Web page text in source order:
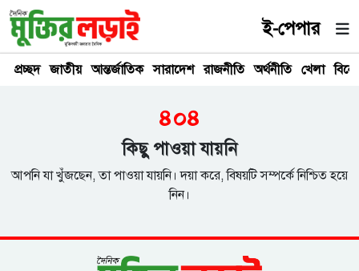
ই-পেপার
প্রচ্ছদ জাতীয় আন্তর্জাতিক সারাদেশ রাজনীতি অর্থনীতি খেলা
৪০৪
কিছু পাওয়া যায়নি
আপনি যা খুঁজছেন, তা পাওয়া যায়নি। দয়া করে, বিষয়টি সম্পর্কে নিশ্চিত হয়ে
নিন।